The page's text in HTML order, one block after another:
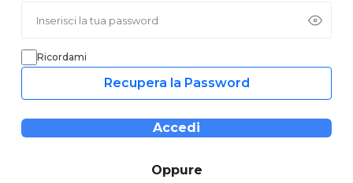
Ricordami
Recupera la Password
Accedi
Oppure